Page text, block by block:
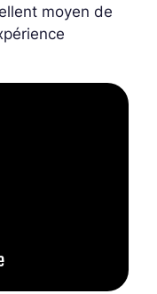
moyen de